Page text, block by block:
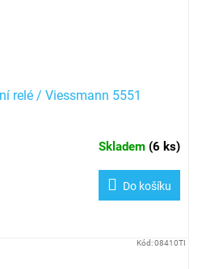
relé / Viessmann 5551
Skladem (6 ks)
Do košíku
Kód:08410TI